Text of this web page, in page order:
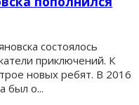
состоялось
приключений. К
новых ребят. В 2016
был о...